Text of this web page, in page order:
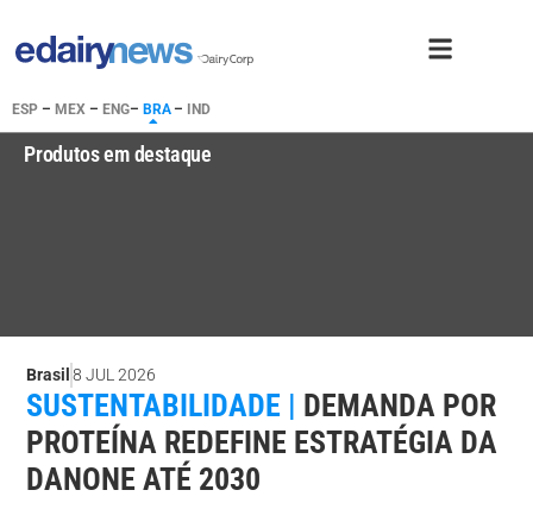
ESP – MEX – ENG– BRA– IND
Produtos em destaque
Brasil 8 JUL 2026
SUSTENTABILIDADE | DEMANDA POR
PROTEÍNA REDEFINE ESTRATÉGIA DA
DANONE ATÉ 2030